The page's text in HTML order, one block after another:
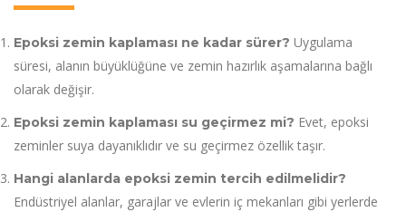
Epoksi zemin kaplaması ne kadar sürer? Uygulama
süresi, alanın büyüklüğüne ve zemin hazırlık aşamalarına bağlı
olarak değişir.
Epoksi zemin kaplaması su geçirmez mi? Evet, epoksi
zeminler suya dayanıklıdır ve su geçirmez özellik taşır.
Hangi alanlarda epoksi zemin tercih edilmelidir?
Endüstriyel alanlar, garajlar ve evlerin iç mekanları gibi yerlerde